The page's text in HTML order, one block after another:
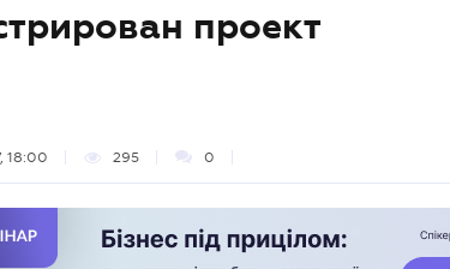
проект
18:00 295 0